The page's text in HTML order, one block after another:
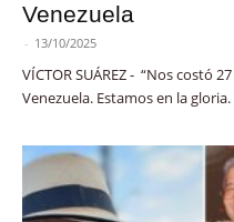
Venezuela
- 13/10/2025
VÍCTOR SUÁREZ - “Nos costó
Venezuela. Estamos en la